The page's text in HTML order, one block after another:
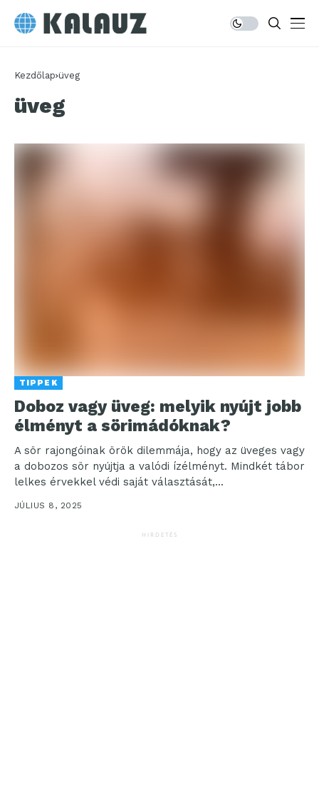
Kezdőlap üveg
üveg
TIPPEK
Doboz vagy üveg: melyik nyújt jobb
élményt a sörimádóknak?
A sör rajongóinak örök dilemmája, hogy az üveges vagy
a dobozos sör nyújtja a valódi ízélményt. Mindkét tábor
lelkes érvekkel védi saját választását,...
JÚLIUS 8, 2025
HIRDETÉS